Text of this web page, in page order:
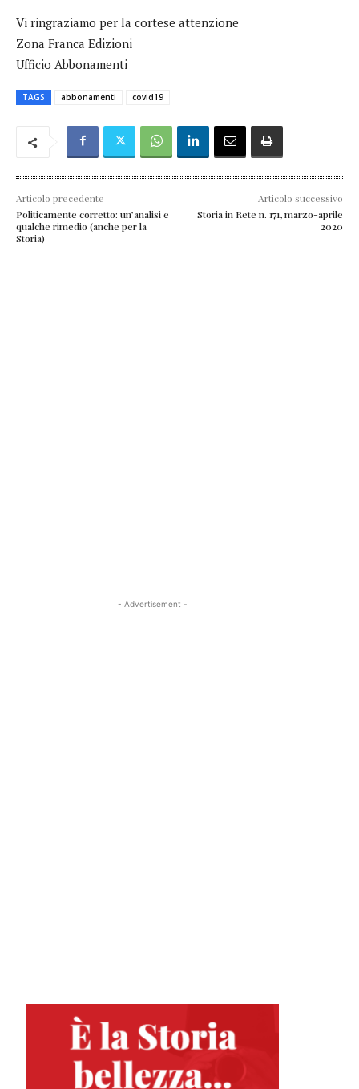
Vi ringraziamo per la cortese attenzione
Zona Franca Edizioni
Ufficio Abbonamenti
TAGS abbonamenti covid19
Articolo precedente
Politicamente corretto: un’analisi e
qualche rimedio (anche per la
Storia)
Articolo successivo
Storia in Rete n. 171, marzo-aprile
2020
- Advertisement -